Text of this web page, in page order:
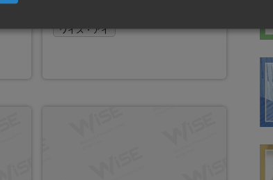
大
い
ワイズ・アイ